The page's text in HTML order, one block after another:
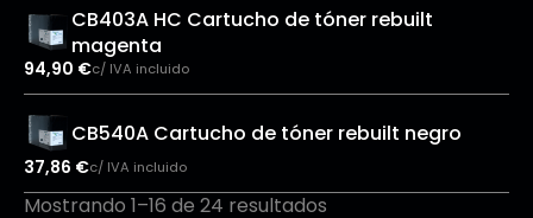
CB403A HC Cartucho de tóner rebuilt
magenta
94,90 €c/ IVA incluido
CB540A Cartucho de tóner rebuilt negro
37,86 €c/ IVA incluido
Mostrando 1–16 de 24 resultados